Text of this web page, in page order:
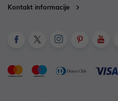
Kontakt informacije